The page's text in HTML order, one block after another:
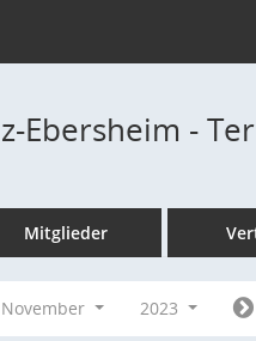
Ebersheim -
Mitglieder
November 2023